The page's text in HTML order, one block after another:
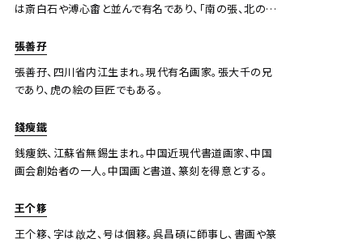
は斎白石や溥心畬と並んで有名であり、「南の張、北の
と並び「渡海三家」とも呼ばれる。
張善孖
張善孖、四川省内江生まれ。現代有名画家。張大千の兄
であり、虎の絵の巨匠でもある。
錢瘦鐵
銭痩鉄、江蘇省無錫生まれ。中国近現代書道画家、中国
画会創始者の一人。中国画と書道、篆刻を得意とする。
王个簃
王个簃、字は啟之、号は個簃。呉昌碩に師事し、書画や篆
王廷珏 松
主催 Jo's Auction
開催 2024/08/27
予想価格
JPY 10,000 - 30,000